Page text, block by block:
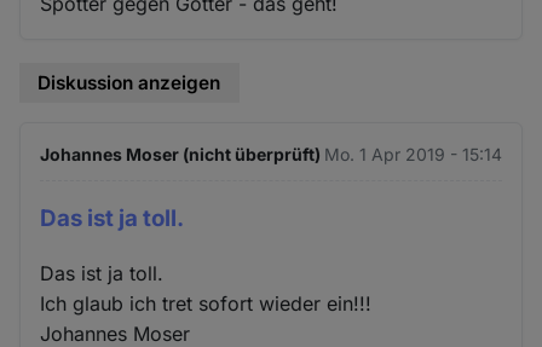
Diskussion anzeigen
Johannes Moser (nicht überprüft) Mo. 1 Apr 2019 - 15:14
Das ist ja toll.
Das ist ja toll.
Ich glaub ich tret sofort wieder ein!!!
Johannes Moser